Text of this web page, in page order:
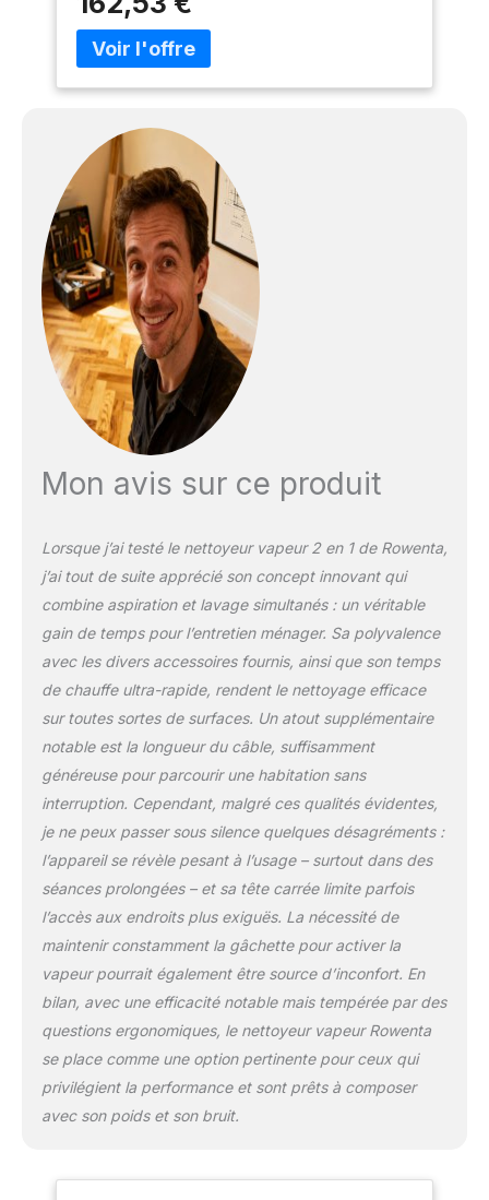
1|RY8544WH|Aspirateur Rowenta|Aspirateur
Clean & Steam
Mon avis sur ce produit
Lorsque j’ai testé le nettoyeur vapeur 2 en 1 de Rowenta,
j’ai tout de suite apprécié son concept innovant qui
combine aspiration et lavage simultanés : un véritable
gain de temps pour l’entretien ménager. Sa polyvalence
avec les divers accessoires fournis, ainsi que son temps
de chauffe ultra-rapide, rendent le nettoyage efficace
sur toutes sortes de surfaces. Un atout supplémentaire
notable est la longueur du câble, suffisamment
généreuse pour parcourir une habitation sans
interruption. Cependant, malgré ces qualités évidentes,
je ne peux passer sous silence quelques désagréments :
l’appareil se révèle pesant à l’usage – surtout dans des
séances prolongées – et sa tête carrée limite parfois
l’accès aux endroits plus exiguës. La nécessité de
maintenir constamment la gâchette pour activer la
vapeur pourrait également être source d’inconfort. En
bilan, avec une efficacité notable mais tempérée par des
questions ergonomiques, le nettoyeur vapeur Rowenta
se place comme une option pertinente pour ceux qui
privilégient la performance et sont prêts à composer
avec son poids et son bruit.